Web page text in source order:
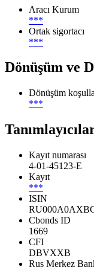
Aracı Kurum
***
Ortak sigortacı
***
Dönüşüm ve
Dönüşüm
***
Kayıt numarası
4-01-45123-E
Kayıt
***
ISIN
Cbonds ID
1669
CFI
DBVXXB
Rus Merkez